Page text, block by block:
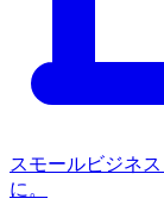
スモールビジネス
に。